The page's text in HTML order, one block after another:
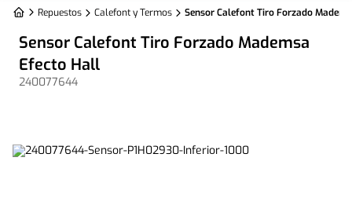
3 bottom freezer
4. refrigerador no frost
Repuestos Calefont y Termos Sensor Calefont Tiro Forzado
Sensor Calefont Tiro Forzado Mademsa
Efecto Hall
240077644